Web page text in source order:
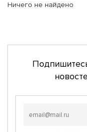
Ничего не найдено